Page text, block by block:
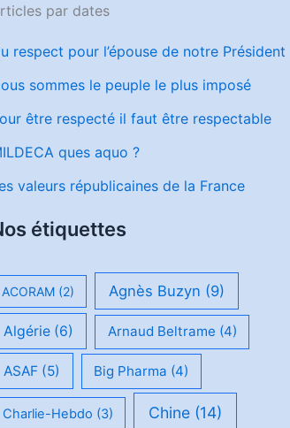
par dates
respect pour l’épouse de notre Président
sommes le peuple le plus imposé
être respecté il faut être respectable
ques aquo ?
valeurs républicaines de la France
étiquettes
ACORAM (2) Agnès Buzyn (9)
Algérie(6) Arnaud Beltrame (4)
ASAF(5) Big Pharma (4)
Charlie-Hebdo (3) Chine(14)